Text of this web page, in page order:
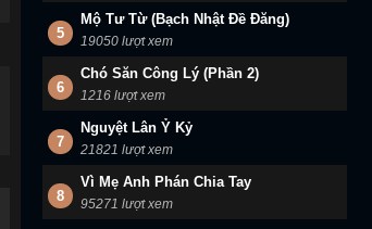
5
Mộ Tư Từ (Bạch Nhật Đề Đăng)
19050 lượt xem
6
Chó Săn Công Lý (Phần 2)
1216 lượt xem
7
Nguyệt Lân Ỷ Kỷ
21821 lượt xem
8
Vì Mẹ Anh Phán Chia Tay
95271 lượt xem